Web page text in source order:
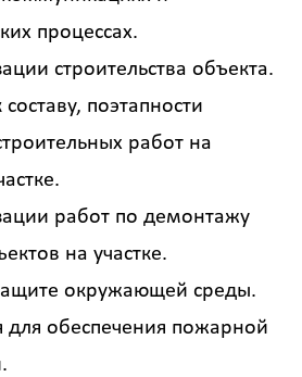
процессах.
строительства объекта.
поэтапности
работ на
работ по демонтажу
на участке.
окружающей среды.
для обеспечения пожарной